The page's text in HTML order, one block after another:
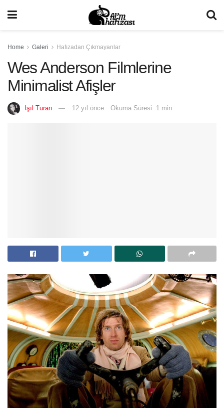
Home Galeri Hafızadan Çıkmayanlar
Wes Anderson Filmlerine
Minimalist Afişler
Işıl Turan 12 yıl önce Okuma Süresi: 1 min